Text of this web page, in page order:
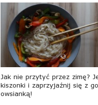
Jak nie przytyć przez zimę?
kiszonki i zaprzyjaźnij się z
owsianką!